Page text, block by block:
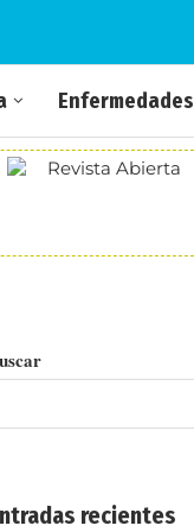
Enfermedades
recientes